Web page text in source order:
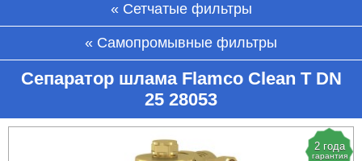
Сетчатые фильтры
Самопромывные фильтры
Сепаратор шлама Flamco Clean T DN
25 28053
2 года
гарантия